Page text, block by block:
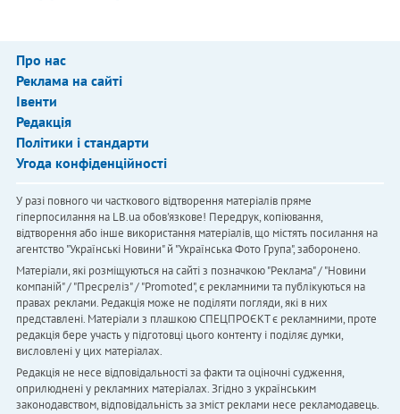
Про нас
Реклама на сайті
Івенти
Редакція
Політики і стандарти
Угода конфіденційності
У разі повного чи часткового відтворення матеріалів пряме
гіперпосилання на LB.ua обов'язкове! Передрук, копіювання,
відтворення або інше використання матеріалів, що містять посилання на
агентство "Українськi Новини" й "Українська Фото Група", заборонено.
Матеріали, які розміщуються на сайті з позначкою "Реклама" / "Новини
компаній" / "Пресреліз" / "Promoted", є рекламними та публікуються на
правах реклами. Редакція може не поділяти погляди, які в них
представлені. Матеріали з плашкою СПЕЦПРОЄКТ є рекламними, проте
редакція бере участь у підготовці цього контенту і поділяє думки,
висловлені у цих матеріалах.
Редакція не несе відповідальності за факти та оціночні судження,
оприлюднені у рекламних матеріалах. Згідно з українським
законодавством, відповідальність за зміст реклами несе рекламодавець.